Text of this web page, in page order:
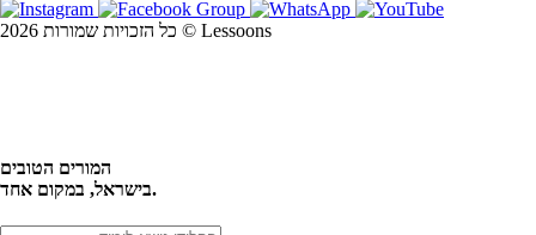
כל הזכויות שמורות 2026 © Lessoons
המורים הטובים
בישראל, במקום אחד.